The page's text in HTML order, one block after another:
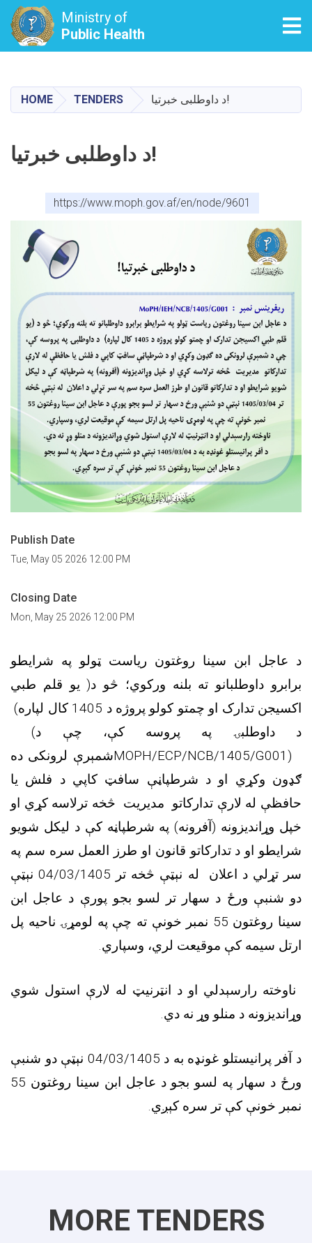
main
content
Ministry of
Public Health
HOME TENDERS د داوطلبی خبرتیا!
د داوطلبی خبرتیا!
https://www.moph.gov.af/en/node/9601
Publish Date
Tue, May 05 2026 12:00 PM
Closing Date
Mon, May 25 2026 12:00 PM
د عاجل ابن سینا روغتون ریاست ټولو په شرایطو
برابرو داوطلبانو ته بلنه ورکوي؛ څو د( یو قلم طبي
اکسیجن تدارک او چمتو کولو پروژه د 1405 کال لپاره)
د داوطلبۍ په پروسه کې، چې د(
MOPH/ECP/NCB/1405/G001)شمېرې لرونکی ده
ګډون وکړي او د شرطپاڼې سافټ کاپي د فلش یا
حافظې له لارې تدارکاتو مدیریت څخه ترلاسه کړي او
خپل وړاندیزونه (آفرونه) په شرطپاڼه کې د لیکل شویو
شرایطو او د تدارکاتو قانون او طرز العمل سره سم په
سر تړلي د اعلان له نېټې څخه تر 04/03/1405 نېټې
دو شنبې ورځ د سهار تر لسو بجو پورې د عاجل ابن
سینا روغتون 55 نمبر خونې ته چې په لومړۍ ناحیه پل
ارتل سیمه کې موقیعت لري، وسپاري.
ناوخته رارسېدلي او د انټرنیټ له لارې استول شوي
وړاندیزونه د منلو وړ نه دي.
د آفر پرانیستلو غونډه به د 04/03/1405 نېټې دو شنبې
ورځ د سهار په لسو بجو د عاجل ابن سینا روغتون 55
نمبر خونې کې تر سره کېږي.
MORE TENDERS